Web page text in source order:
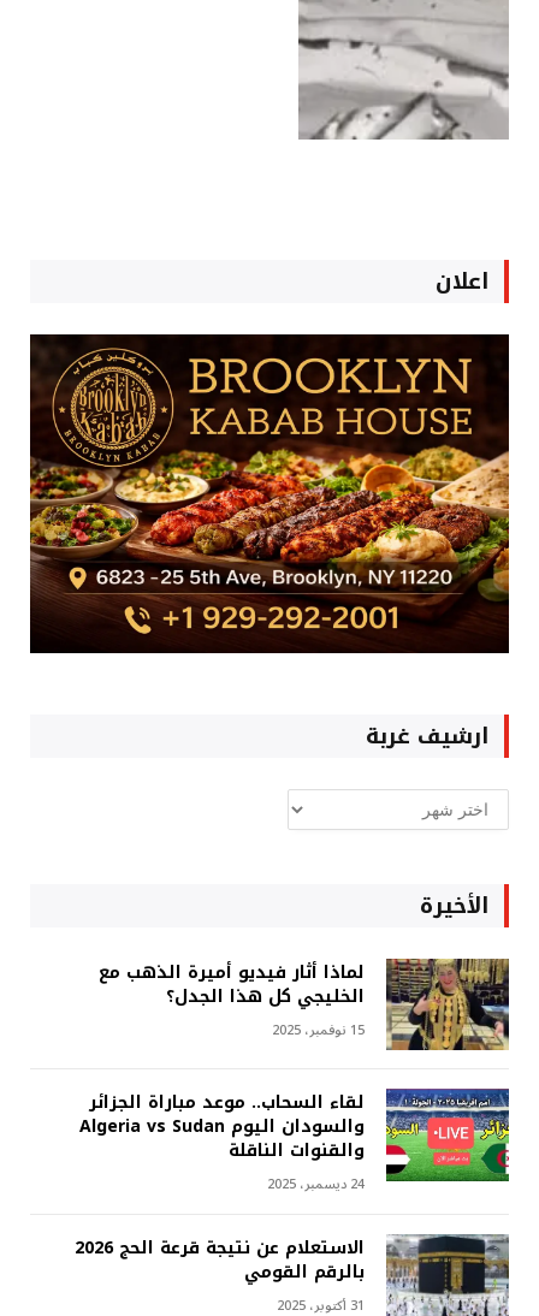
اعلان
ارشيف غربة
ارشيف
غربة
الأخيرة
لماذا أثار فيديو أميرة الذهب مع
الخليجي كل هذا الجدل؟
15 نوفمبر، 2025
لقاء السحاب.. موعد مباراة الجزائر
والسودان اليوم Algeria vs Sudan
والقنوات الناقلة
24 ديسمبر، 2025
الاستعلام عن نتيجة قرعة الحج 2026
بالرقم القومي
31 أكتوبر، 2025